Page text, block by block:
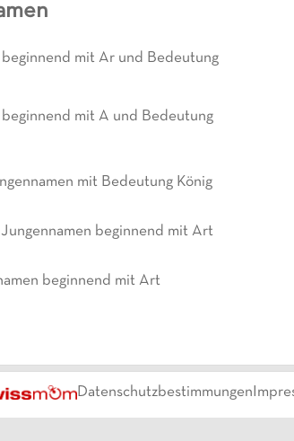
beginnend mit Ar und Bedeutung
beginnend mit A und Bedeutung
mit Bedeutung König
beginnend mit Art
beginnend mit Art
Datenschutzbestimmungen